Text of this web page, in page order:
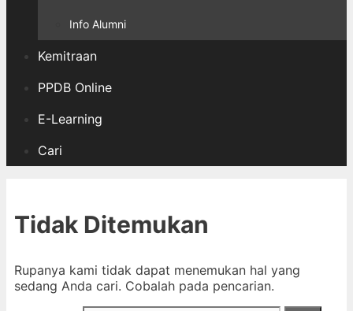
Info Alumni
Kemitraan
PPDB Online
E-Learning
Cari
Tidak Ditemukan
Rupanya kami tidak dapat menemukan hal yang
sedang Anda cari. Cobalah pada pencarian.